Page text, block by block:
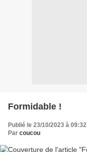
Formidable !
Publié le 23/10/2023 à 09:32
Par coucou